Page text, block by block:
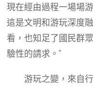
現在經由過程一場場
這是文明和游玩深度
看，也知足了國民群
驗性的請求。”
游玩之變，來自行